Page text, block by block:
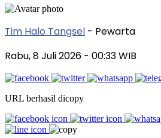
Tim Halo Tangsel - Pewarta
Rabu, 8 Juli 2026 - 00:33 WIB
URL berhasil dicopy